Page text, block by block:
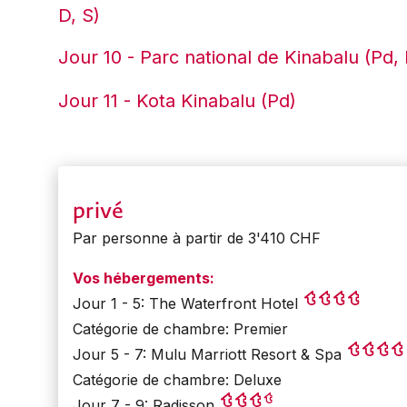
D, S)
Jour 10 - Parc national de Kinabalu (Pd,
Jour 11 - Kota Kinabalu (Pd)
privé
Par personne à partir de 3'410 CHF
Vos hébergements:
Jour 1 - 5: The Waterfront Hotel
Catégorie de chambre: Premier
Jour 5 - 7: Mulu Marriott Resort & Spa
Catégorie de chambre: Deluxe